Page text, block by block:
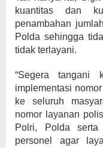
kuantitas dan
penambahan
Polda sehingga
tidak terlayani.
“Segera tangani
implementasi
ke seluruh
nomor layanan
Polri, Polda serta
personel agar